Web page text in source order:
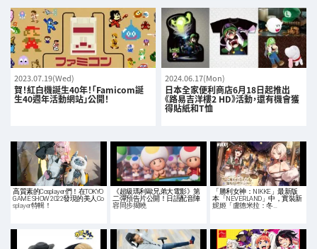
2023.07.19(Wed)
賀！紅白機誕生40年！「Famicom誕
生40週年活動網站」公開！
2024.06.17(Mon)
日本全家便利商店6月18日起推出
《路易吉洋樓2 HD》活動，還有機會獲
得貼紙和T恤
高質素的Cosplayer們！在TOKYO
GAME SHOW 2022發現的美人Co
splayer特輯！
《超級瑪利歐兄弟大電影》第
二彈預告片公開！日語配音陣
容同步揭曉
「勝利女神：NIKKE」最新版
本「NEVERLAND」中，實裝新
妮姬「盧德米拉：冬…